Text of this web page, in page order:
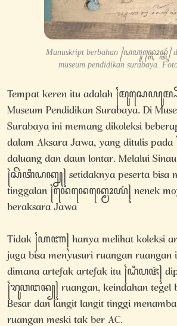
Manuskript berbahan ꧌ꦝꦲꦸꦤ꧀ꦭꦺꦴꦤ꧀ꦠꦂ꧍
museum pendidikan surabaya.
Tempat keren itu adalah
Museum Pendidikan Surabaya. Di
Surabaya ini memang dikoleksi
dalam Aksara Jawa, yang ditulis
daluang dan daun lontar. Melalui
꧌ꦱꦼꦠꦶꦝꦏ꧀ꦚ꧍ setidaknya peserta bisa
tinggalan ꧌ꦤꦺꦤꦺꦏ꧀ꦩꦺꦴꦪꦁ꧍ nenek
beraksara Jawa
Tidak ꧌ꦲꦚ꧍ hanya melihat koleksi
juga bisa menyusuri ruangan
dimana artefak artefak itu ꧌ꦝꦶꦥꦗꦁ꧍
꧌ꦫꦸꦮꦔꦤ꧀꧍ ruangan, keindahan tegel
Besar dan langit langit tinggi
ruangan meski tak ber AC.